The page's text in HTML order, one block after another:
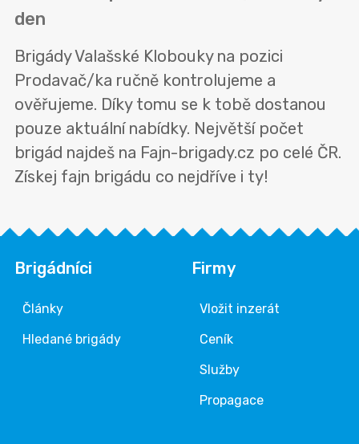
den
Brigády Valašské Klobouky na pozici
Prodavač/ka ručně kontrolujeme a
ověřujeme. Díky tomu se k tobě dostanou
pouze aktuální nabídky. Největší počet
brigád najdeš na Fajn-brigady.cz po celé ČR.
Získej fajn brigádu co nejdříve i ty!
Brigádníci
Články
Hledané brigády
Firmy
Vložit inzerát
Ceník
Služby
Propagace